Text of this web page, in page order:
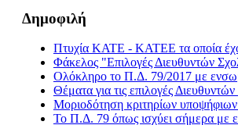
Fresh Music
Galaxy 92
Happy Radio
Je t' aime
Kiss FM
Δημοφιλή
Πτυχία ΚΑΤΕ - ΚΑΤΕΕ τα οποία
Φάκελος "Επιλογές Διευθυντών
Ολόκληρο το Π.Δ. 79/2017 με
Θέματα για τις επιλογές
Μοριοδότηση κριτηρίων
Το Π.Δ. 79 όπως ισχύει σήμερα με